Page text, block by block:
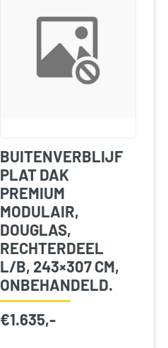
BUITENVERBLIJF
PLAT DAK
PREMIUM
MODULAIR,
DOUGLAS,
RECHTERDEEL
L/B, 243×307 CM,
ONBEHANDELD.
€1.635,-